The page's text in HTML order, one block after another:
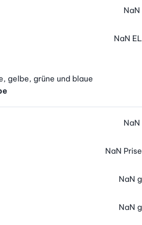
NaN
NaN EL
gelbe, grüne und blaue
NaN
NaN Prise
NaN g
NaN g